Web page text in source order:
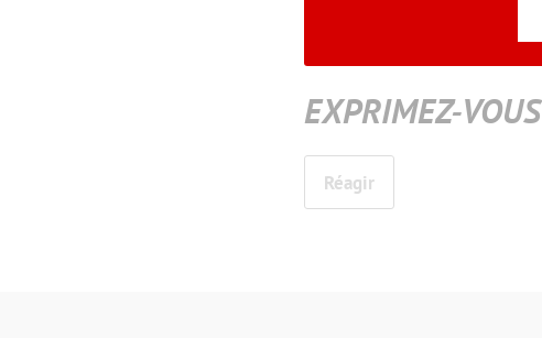
EXPRIMEZ-VOUS
Réagir